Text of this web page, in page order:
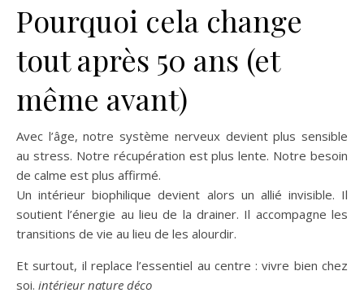
Pourquoi cela change
tout après 50 ans (et
même avant)
Avec l’âge, notre système nerveux devient plus sensible
au stress. Notre récupération est plus lente. Notre besoin
de calme est plus affirmé.
Un intérieur biophilique devient alors un allié invisible. Il
soutient l’énergie au lieu de la drainer. Il accompagne les
transitions de vie au lieu de les alourdir.
Et surtout, il replace l’essentiel au centre : vivre bien chez
soi. intérieur nature déco